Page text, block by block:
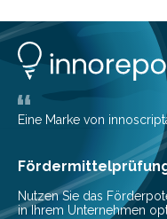
partikelgefüllten
bisher unerreichten
Steifigkeit und
Gemeinschaftsprojekt
gelang nun erstmals
bei Serienmaschinen
besser dämpft. Und
von 20…
Eine Marke von
Nutzen Sie das
in Ihrem Unternehmen